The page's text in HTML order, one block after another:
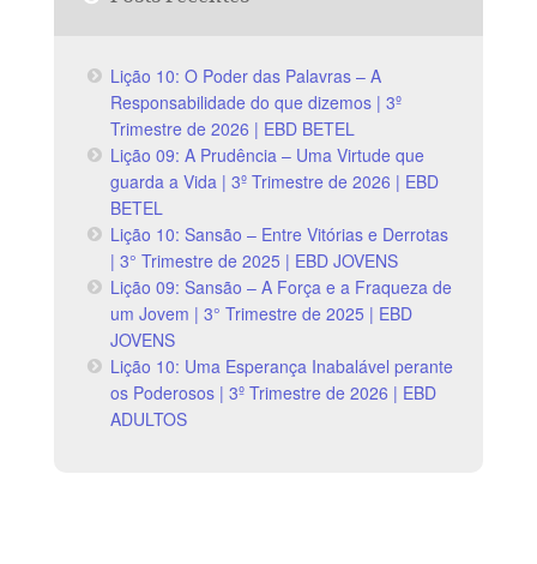
Lição 10: O Poder das Palavras – A
Responsabilidade do que dizemos | 3º
Trimestre de 2026 | EBD BETEL
Lição 09: A Prudência – Uma Virtude que
guarda a Vida | 3º Trimestre de 2026 | EBD
BETEL
Lição 10: Sansão – Entre Vitórias e Derrotas
| 3° Trimestre de 2025 | EBD JOVENS
Lição 09: Sansão – A Força e a Fraqueza de
um Jovem | 3° Trimestre de 2025 | EBD
JOVENS
Lição 10: Uma Esperança Inabalável perante
os Poderosos | 3º Trimestre de 2026 | EBD
ADULTOS